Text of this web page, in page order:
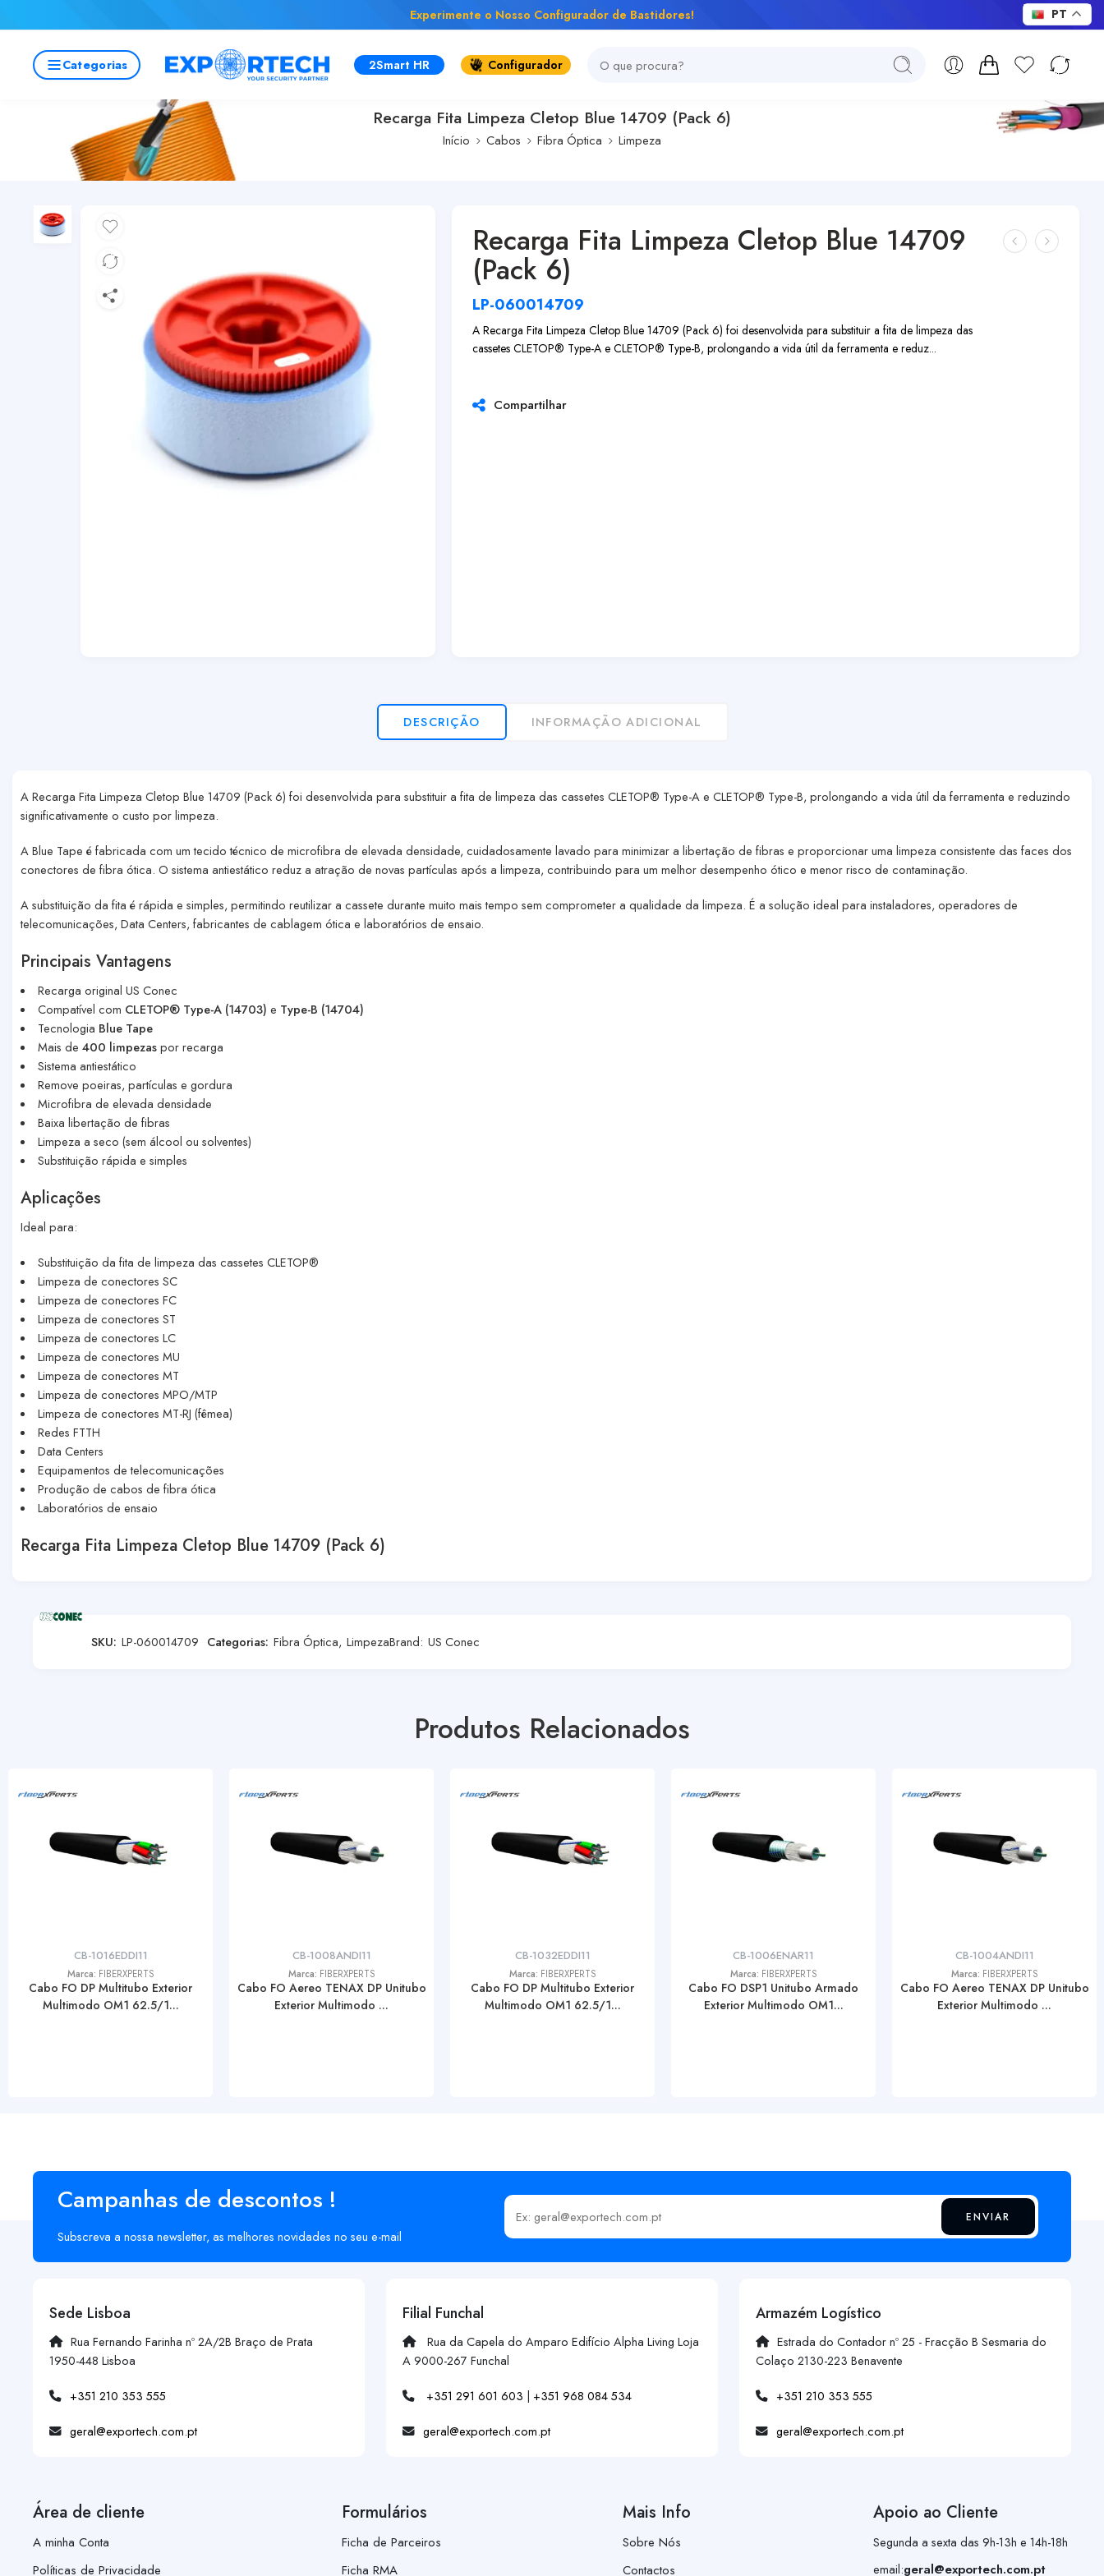
Experimente o Nosso Configurador de Bastidores!
Categorias 2Smart HR Configurador
Recarga Fita Limpeza Cletop Blue 14709 (Pack 6)
Início Cabos Fibra Óptica Limpeza
Recarga Fita Limpeza Cletop Blue 14709
(Pack 6)
LP-060014709
A Recarga Fita Limpeza Cletop Blue 14709 (Pack 6) foi desenvolvida para substituir a fita de limpeza das
cassetes CLETOP® Type-A e CLETOP® Type-B, prolongando a vida útil da ferramenta e reduz...
Compartilhar
DESCRIÇÃO INFORMAÇÃO ADICIONAL
A Recarga Fita Limpeza Cletop Blue 14709 (Pack 6) foi desenvolvida para substituir a fita de limpeza das cassetes CLETOP® Type-Ae CLETOP® Type-B, prolongando a vida útil da ferramenta e reduzindo
significativamente o custo por limpeza.
ABlue Tape é fabricada com um tecido técnico de microfibra de elevada densidade, cuidadosamente lavado para minimizar a libertação de fibras e proporcionar uma limpeza consistente das faces dos
conectores de fibra ótica. O sistema antiestático reduz a atração de novas partículas após a limpeza, contribuindo para um melhor desempenho ótico e menor risco de contaminação.
A substituição da fita é rápida e simples, permitindo reutilizar a cassete durante muito mais tempo sem comprometer a qualidade da limpeza. É a solução ideal para instaladores, operadores de
telecomunicações, Data Centers, fabricantes de cablagem ótica e laboratórios de ensaio.
Principais Vantagens
Recarga original US Conec
Compatível com CLETOP® Type-A (14703) e Type-B (14704)
Tecnologia Blue Tape
Mais de 400 limpezaspor recarga
Sistema antiestático
Remove poeiras, partículas e gordura
Microfibra de elevada densidade
Baixa libertação de fibras
Limpeza a seco (sem álcool ou solventes)
Substituição rápida e simples
Aplicações
Ideal para:
Substituição da fita de limpeza das cassetes CLETOP®
Limpeza de conectores SC
Limpeza de conectores FC
Limpeza de conectores ST
Limpeza de conectores LC
Limpeza de conectores MU
Limpeza de conectores MT
Limpeza de conectores MPO/MTP
Limpeza de conectores MT-RJ (fêmea)
Redes FTTH
Data Centers
Equipamentos de telecomunicações
Produção de cabos de fibra ótica
Laboratórios de ensaio
Recarga Fita Limpeza Cletop Blue 14709 (Pack 6)
SKU: LP-060014709 Categorias: Fibra Óptica, LimpezaBrand: US Conec
Produtos Relacionados
CB-1016EDDI11
Marca: FIBERXPERTS
Cabo FO DP Multitubo Exterior
Multimodo OM1 62.5/1...
CB-1008ANDI11
Marca: FIBERXPERTS
Cabo FO Aereo TENAX DP Unitubo
Exterior Multimodo ...
CB-1032EDDI11
Marca: FIBERXPERTS
Cabo FO DP Multitubo Exterior
Multimodo OM1 62.5/1...
CB-1006ENAR11
Marca: FIBERXPERTS
Cabo FO DSP1 Unitubo Armado
Exterior Multimodo OM1...
CB-1004ANDI11
Marca: FIBERXPERTS
Cabo FO Aereo TENAX DP Unitubo
Exterior Multimodo ...
Campanhas de descontos !
Subscreva a nossa newsletter, as melhores novidades no seu e-mail
Insira o seu email ENVIAR
Sede Lisboa
Rua Fernando Farinha nº 2A/2B Braço de Prata
1950-448 Lisboa
+351 210 353 555
geral@exportech.com.pt
Filial Funchal
Rua da Capela do Amparo Edifício Alpha Living Loja
A 9000-267 Funchal
+351 291 601 603 | +351 968 084 534
geral@exportech.com.pt
Armazém Logístico
Estrada do Contador nº 25 - Fracção B Sesmaria do
Colaço 2130-223 Benavente
+351 210 353 555
geral@exportech.com.pt
Área de cliente
A minha Conta
Políticas de Privacidade
Formulários
Ficha de Parceiros
Ficha RMA
Mais Info
Sobre Nós
Contactos
Apoio ao Cliente
Segunda a sexta das 9h-13h e 14h-18h
email:geral@exportech.com.pt
PT